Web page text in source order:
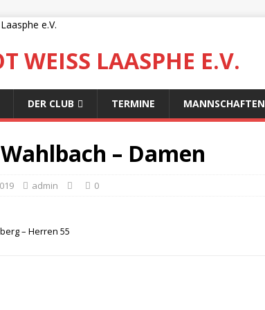
WEISS LAASPHE E.V.
DER CLUB TERMINE MANNSCHAFTEN
– Damen
admin 0
– Herren 55